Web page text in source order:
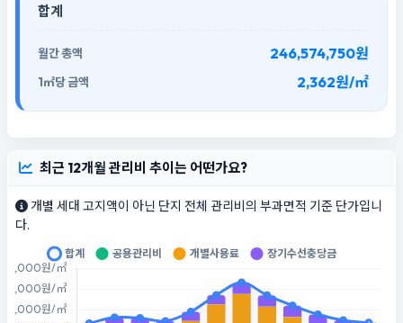
합계
246,574,750원
2,362원/㎡
최근 12개월 관리비 추이는 어떤가요?
개별 세대 고지액이 아닌 단지 전체 관리비의 부과면적 기준 단가입니
다.